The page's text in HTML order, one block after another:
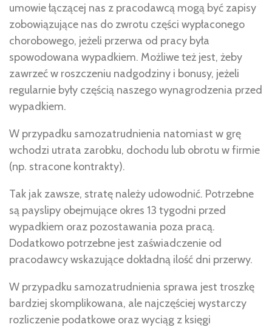
umowie łączącej nas z pracodawcą mogą być zapisy
zobowiązujące nas do zwrotu części wypłaconego
chorobowego, jeżeli przerwa od pracy była
spowodowana wypadkiem. Możliwe też jest, żeby
zawrzeć w roszczeniu nadgodziny i bonusy, jeżeli
regularnie były częścią naszego wynagrodzenia przed
wypadkiem.
W przypadku samozatrudnienia natomiast w grę
wchodzi utrata zarobku, dochodu lub obrotu w firmie
(np. stracone kontrakty).
Tak jak zawsze, stratę należy udowodnić. Potrzebne
są payslipy obejmujące okres 13 tygodni przed
wypadkiem oraz pozostawania poza pracą.
Dodatkowo potrzebne jest zaświadczenie od
pracodawcy wskazujące dokładną ilość dni przerwy.
W przypadku samozatrudnienia sprawa jest troszkę
bardziej skomplikowana, ale najczęściej wystarczy
rozliczenie podatkowe oraz wyciąg z księgi